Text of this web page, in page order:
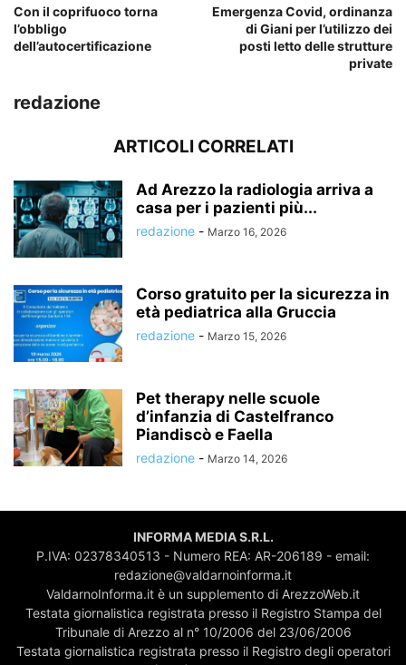
Con il coprifuoco torna
l’obbligo
dell’autocertificazione
Emergenza Covid, ordinanza
di Giani per l’utilizzo dei
posti letto delle strutture
private
redazione
ARTICOLI CORRELATI
Ad Arezzo la radiologia arriva a
casa per i pazienti più...
redazione - Marzo 16, 2026
Corso gratuito per la sicurezza in
età pediatrica alla Gruccia
redazione - Marzo 15, 2026
Pet therapy nelle scuole
d’infanzia di Castelfranco
Piandiscò e Faella
redazione - Marzo 14, 2026
INFORMA MEDIA S.R.L.
P.IVA: 02378340513 - Numero REA: AR-206189 - email:
redazione@valdarnoinforma.it
ValdarnoInforma.it è un supplemento di ArezzoWeb.it
Testata giornalistica registrata presso il Registro Stampa del
Tribunale di Arezzo al n° 10/2006 del 23/06/2006
Testata giornalistica registrata presso il Registro degli operatori